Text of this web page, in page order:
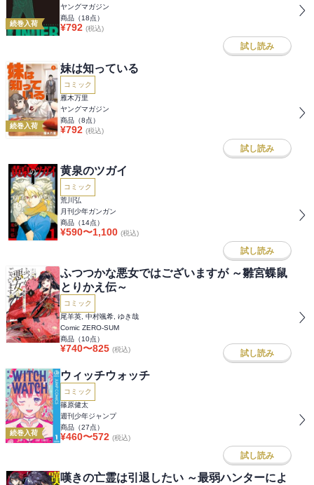
続巻入荷
ヤングマガジン
商品（18点）
¥792 (税込)
試し読み
続巻入荷
妹は知っている
コミック
雁木万里
ヤングマガジン
商品（8点）
¥792 (税込)
試し読み
黄泉のツガイ
コミック
荒川弘
月刊少年ガンガン
商品（14点）
¥590〜1,100 (税込)
試し読み
ふつつかな悪女ではございますが ～雛宮蝶鼠
とりかえ伝～
コミック
尾羊英, 中村颯希, ゆき哉
Comic ZERO-SUM
商品（10点）
¥740〜825 (税込) 試し読み
続巻入荷
ウィッチウォッチ
コミック
篠原健太
週刊少年ジャンプ
商品（27点）
¥460〜572 (税込)
試し読み
嘆きの亡霊は引退したい ～最弱ハンターによ